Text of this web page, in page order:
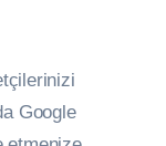
Google